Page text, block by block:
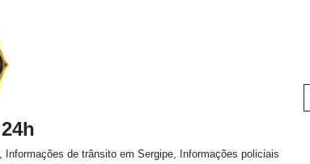
de trânsito em Sergipe, Informações policiais